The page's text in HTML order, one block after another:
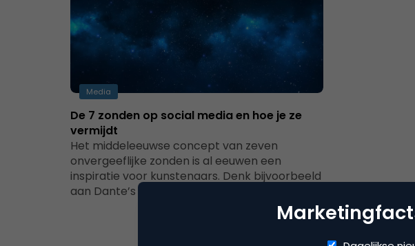
Media
De 7 zonden op social media en hoe je ze
vermijdt
Het middeleeuwse concept van zeven
onvergeeflijke zonden is al eeuwen een
inspiratie voor kunstenaars. Denk bijvoorbeeld
aan Dante’s goddelijke komedie,…